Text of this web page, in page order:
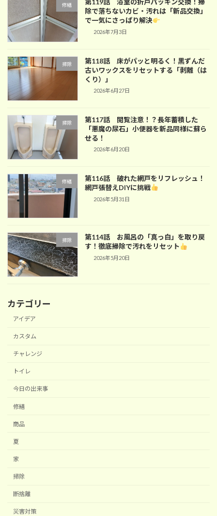
修繕
第119話 浴室の折戸パッキン交換！掃
除で落ちないカビ・汚れは「新品交換」
で一気にさっぱり解決
2026年7月3日
掃除
第118話 床がパッと明るく！黒ずんだ
古いワックスをリセットする「剥離（は
くり）」
2026年6月27日
掃除
第117話 閲覧注意！？長年蓄積した
「悪魔の尿石」小便器を新品同様に蘇ら
せる！
2026年6月20日
修繕
第116話 破れた網戸をリフレッシュ！
網戸張替えDIYに挑戦
2026年5月31日
掃除
第114話 お風呂の「真っ白」を取り戻
す！徹底掃除で汚れをリセット
2026年5月20日
カテゴリー
アイデア
カスタム
チャレンジ
トイレ
今日の出来事
修繕
商品
夏
家
掃除
断捨離
災害対策